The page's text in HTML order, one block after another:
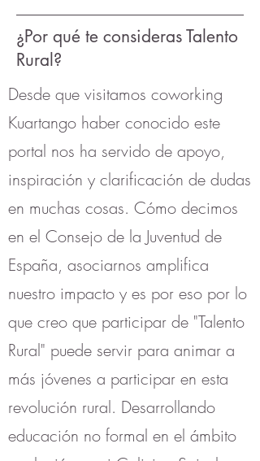
¿Por qué te consideras Talento
Rural?
Desde que visitamos coworking
Kuartango haber conocido este
portal nos ha servido de apoyo,
inspiración y clarificación de dudas
en muchas cosas. Cómo decimos
en el Consejo de la Juventud de
España, asociarnos amplifica
nuestro impacto y es por eso por lo
que creo que participar de "Talento
Rural" puede servir para animar a
más jóvenes a participar en esta
revolución rural. Desarrollando
educación no formal en el ámbito